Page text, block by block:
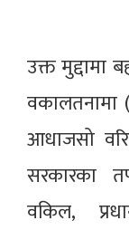
उक्त मुद्दामा
वकालतनामा
आधाजसो
सरकारका
वकिल,